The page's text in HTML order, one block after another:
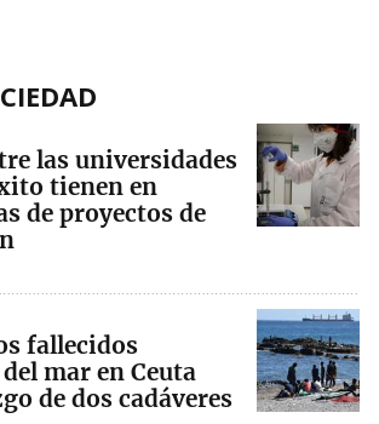
las universidades
tienen en
de proyectos de
fallecidos
mar en Ceuta
de dos cadáveres